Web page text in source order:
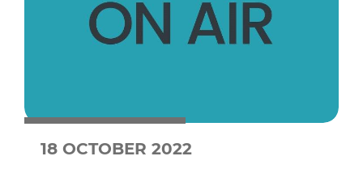
18 OCTOBER 2022